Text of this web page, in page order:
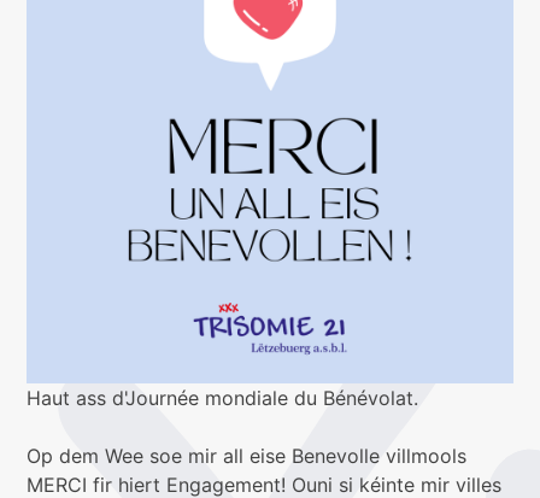
Haut ass d'Journée mondiale du Bénévolat.
Op dem Wee soe mir all eise Benevolle villmools
MERCI fir hiert Engagement! Ouni si kéinte mir villes